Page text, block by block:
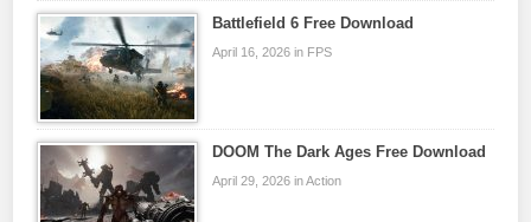
Battlefield 6 Free Download
April 16, 2026 in FPS
DOOM The Dark Ages Free Download
April 29, 2026 in Action